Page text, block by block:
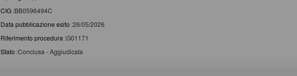
CIG :BB0596494C
Data pubblicazione esito :26/05/2026
Riferimento procedura :G01171
Stato :Conclusa - Aggiudicata